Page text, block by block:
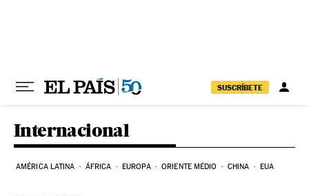
SUSCRÍBETE
Internacional
AMÉRICA LATINA ÁFRICA EUROPA ORIENTE MÉDIO CHINA EUA